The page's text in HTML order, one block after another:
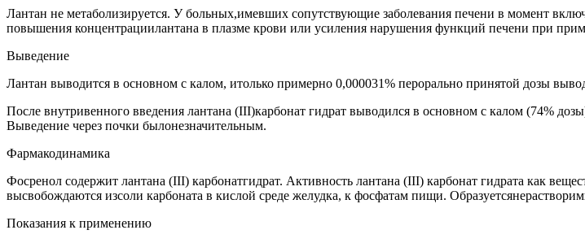
Лантан не метаболизируется. У больных,имевших сопутствующие заболевания печени в момент
повышения концентрациилантана в плазме крови или усиления нарушения функций печени при
Выведение
Лантан выводится в основном с калом, итолько примерно 0,000031% перорально принятой дозы
После внутривенного введения лантана (III)карбонат гидрат выводился в основном с калом (74%
Выведение через почки былонезначительным.
Фармакодинамика
Фосренол содержит лантана (III) карбонатгидрат. Активность лантана (III) карбонат гидрата как
высвобождаются изсоли карбоната в кислой среде желудка, к фосфатам пищи.
Показания к применению